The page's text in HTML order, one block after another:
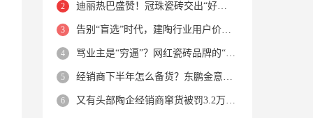
迪丽热巴盛赞！冠珠瓷砖交出“好房子”的标准答卷
告别“盲选”时代，建陶行业用户价值正在被改写！
骂业主是“穷逼”？网红瓷砖品牌的“真实面目”被揭开了！
经销商下半年怎么备货？东鹏金意陶马可波罗等10大品牌集体亮剑
又有头部陶企经销商窜货被罚3.2万！品牌区域保护岌岌可危？